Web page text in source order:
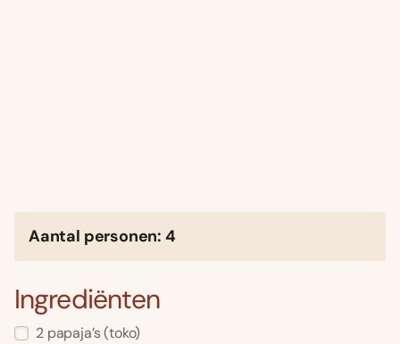
Aantal personen: 4
Ingrediënten
2 papaja’s (toko)